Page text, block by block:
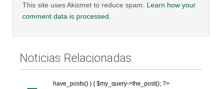
This site uses Akismet to reduce spam. Learn how your
comment data is processed
Noticias Relacionadas
have_posts() ) { $my_query->the_post(); ?>